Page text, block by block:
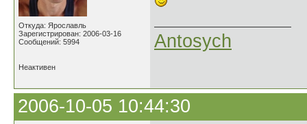
Откуда: Ярославль
Зарегистрирован: 2006-03-16
Сообщений: 5994
Antosych
Неактивен
2006-10-05 10:44:30